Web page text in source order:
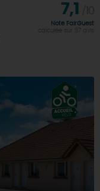
7,1
Note FairGuest
calculée sur 57 avis